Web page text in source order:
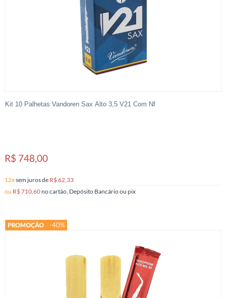
Kit 10 Palhetas Vandoren Sax Alto 3,5 V21 Com Nf
R$ 748,00
12xsem jurosde R$ 62,33
ou R$ 710,60 no cartão, Depósito Bancário ou pix
-40%